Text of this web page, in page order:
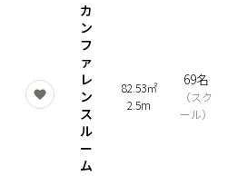
カ
ン
フ
ァ
レ
ン
ス
ル
ー
ム
82.53㎡
2.5m
69名
（スク
ール）